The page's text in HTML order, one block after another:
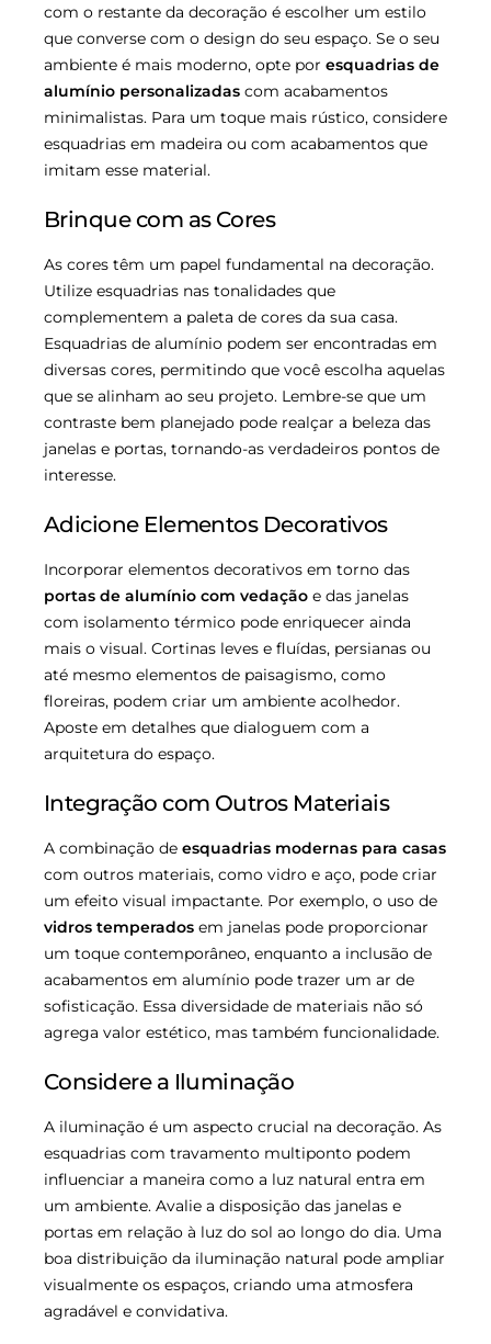
com o restante da decoração é escolher um estilo
que converse com o design do seu espaço. Se o seu
ambiente é mais moderno, opte por esquadrias de
alumínio personalizadas com acabamentos
minimalistas. Para um toque mais rústico, considere
esquadrias em madeira ou com acabamentos que
imitam esse material.
Brinque com as Cores
As cores têm um papel fundamental na decoração.
Utilize esquadrias nas tonalidades que
complementem a paleta de cores da sua casa.
Esquadrias de alumínio podem ser encontradas em
diversas cores, permitindo que você escolha aquelas
que se alinham ao seu projeto. Lembre-se que um
contraste bem planejado pode realçar a beleza das
janelas e portas, tornando-as verdadeiros pontos de
interesse.
Adicione Elementos Decorativos
Incorporar elementos decorativos em torno das
portas de alumínio com vedação e das janelas
com isolamento térmico pode enriquecer ainda
mais o visual. Cortinas leves e fluídas, persianas ou
até mesmo elementos de paisagismo, como
floreiras, podem criar um ambiente acolhedor.
Aposte em detalhes que dialoguem com a
arquitetura do espaço.
Integração com Outros Materiais
A combinação de esquadrias modernas para casas
com outros materiais, como vidro e aço, pode criar
um efeito visual impactante. Por exemplo, o uso de
vidros temperados em janelas pode proporcionar
um toque contemporâneo, enquanto a inclusão de
acabamentos em alumínio pode trazer um ar de
sofisticação. Essa diversidade de materiais não só
agrega valor estético, mas também funcionalidade.
Considere a Iluminação
A iluminação é um aspecto crucial na decoração. As
esquadrias com travamento multiponto podem
influenciar a maneira como a luz natural entra em
um ambiente. Avalie a disposição das janelas e
portas em relação à luz do sol ao longo do dia. Uma
boa distribuição da iluminação natural pode ampliar
visualmente os espaços, criando uma atmosfera
agradável e convidativa.